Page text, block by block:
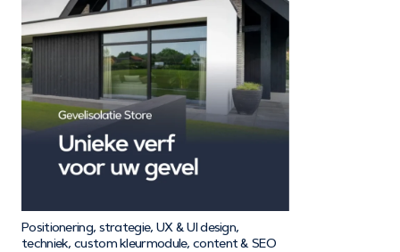
Positionering, strategie, UX & UI design,
techniek, custom kleurmodule, content & SEO